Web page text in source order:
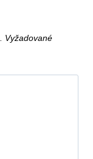
Vyžadované